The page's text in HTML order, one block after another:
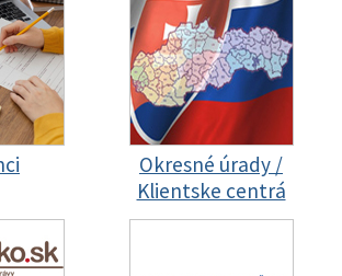
Okresné úrady /
Klientske centrá